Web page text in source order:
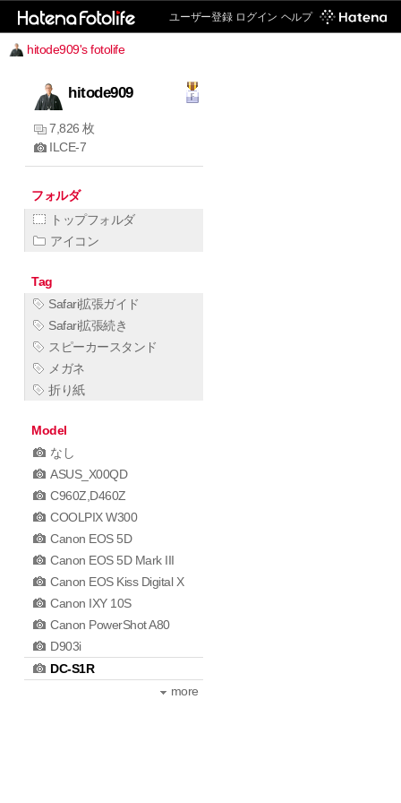
ユーザー登録 ログイン ヘルプ
hitode909's fotolife
hitode909
7,826 枚
ILCE-7
フォルダ
トップフォルダ
アイコン
Tag
Safari拡張ガイド
Safari拡張続き
スピーカースタンド
メガネ
折り紙
Model
なし
ASUS_X00QD
C960Z,D460Z
COOLPIX W300
Canon EOS 5D
Canon EOS 5D Mark III
Canon EOS Kiss Digital X
Canon IXY 10S
Canon PowerShot A80
D903i
DC-S1R
more